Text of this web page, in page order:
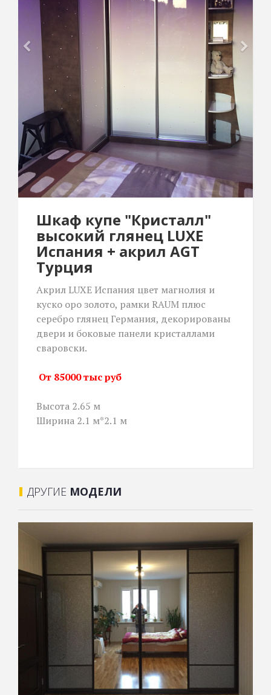
Шкаф купе "Кристалл"
высокий глянец LUXE
Испания + акрил AGT
Турция
Акрил LUXE Испания цвет магнолия и
куско оро золото, рамки RAUM плюс
серебро глянец Германия, декорированы
двери и боковые панели кристаллами
сваровски.
От 85000 тыс руб
Высота 2.65 м
Ширина 2.1 м*2.1 м
ДРУГИЕ МОДЕЛИ